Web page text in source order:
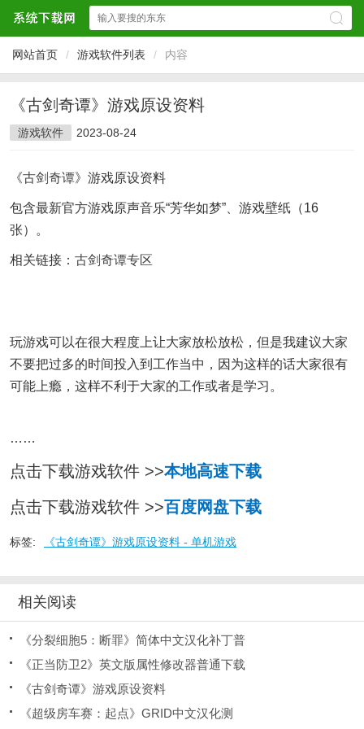
网站首页 / 游戏软件列表 / 内容
《古剑奇谭》游戏原设资料
游戏软件 2023-08-24
《古剑奇谭》游戏原设资料
包含最新官方游戏原声音乐“芳华如梦”、游戏壁纸（16
张）。
相关链接： 古剑奇谭专区
玩游戏可以在很大程度上让大家放松放松，但是我建议大家
不要把过多的时间投入到工作当中，因为这样的话大家很有
可能上瘾，这样不利于大家的工作或者是学习。
……
点击下载游戏软件 >>本地高速下载
点击下载游戏软件 >>百度网盘下载
标签: 《古剑奇谭》游戏原设资料 - 单机游戏
相关阅读
《分裂细胞5：断罪》简体中文汉化补丁普
《正当防卫2》英文版属性修改器普通下载
《古剑奇谭》游戏原设资料
《超级房车赛：起点》GRID中文汉化测